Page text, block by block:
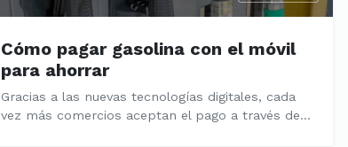
Cómo pagar gasolina con el móvil
para ahorrar
Gracias a las nuevas tecnologías digitales, cada
vez más comercios aceptan el pago a través de...